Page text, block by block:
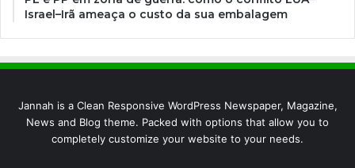
Israel–Irã ameaça o custo da sua embalagem
Jannah is a Clean Responsive WordPress Newspaper, Magazine,
News and Blog theme. Packed with options that allow you to
completely customize your website to your needs.